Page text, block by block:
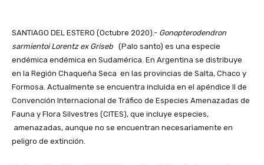
SANTIAGO DEL ESTERO (Octubre 2020).- Gonopterodendron
sarmientoi Lorentz ex Griseb (Palo santo) es una especie
endémica endémica en Sudamérica. En Argentina se distribuye
en la Región Chaqueña Seca en las provincias de Salta, Chaco y
Formosa. Actualmente se encuentra incluida en el apéndice II de
Convención Internacional de Tráfico de Especies Amenazadas de
Fauna y Flora Silvestres (CITES), que incluye especies,
amenazadas, aunque no se encuentran necesariamente en
peligro de extinción.